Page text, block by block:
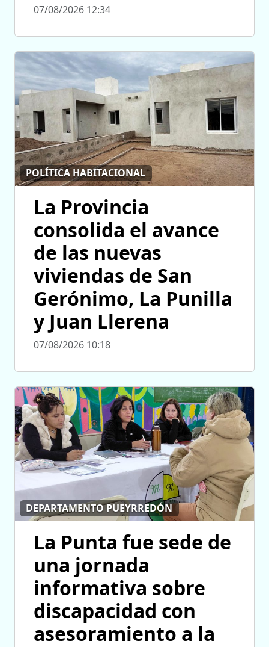
07/08/2026 12:34
POLÍTICA HABITACIONAL
La Provincia
consolida el avance
de las nuevas
viviendas de San
Gerónimo, La Punilla
y Juan Llerena
07/08/2026 10:18
DEPARTAMENTO PUEYRREDÓN
La Punta fue sede de
una jornada
informativa sobre
discapacidad con
asesoramiento a la